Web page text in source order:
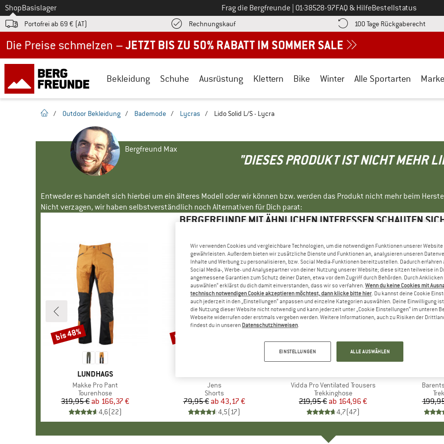
Zum
ShopBasislager Frag die Bergfreunde Ruf uns an unter
01-38528-97FAQ & HilfeBestellstatus
Portofrei ab 69 € (AT) RechnungskaufFinde die Zahlungs-Infos hier! Öffnet sich in einer Infobox
100 Tage Rückgaberecht
Bekleidung Schuhe Ausrüstung Klettern Bike Winter Alle Sportarten
Startseite
/ Outdoor Bekleidung / Bademode / Lycras / Lido Solid L/S - Lycra
Bergfreund Max
"DIESES PRODUKT IST NICHT MEHR
Entweder es handelt sich hierbei um ein älteres Modell oder wir können bzw. werden das Produkt nicht mehr beim
Nicht verzagen, wir haben selbstverständlich noch Alternativen für Dich parat:
BERGFREUNDE MIT ÄHNLICHEN INTERESSEN SCHAUTEN
MARKE
LUNDHAGS
Artikel
Makke Pro Pant
Produktgruppe
Tourenhose
Preis
319,95 € reduzierter Preis
ab 166,37 €
4,6(22)
Rabatt
bis 48%
Artikel
Jens
Produktgruppe
Shorts
Preis
79,95 € reduzierter Preis
ab 43,17 €
4,5(17)
Rabatt
bis 46%
Artikel
Vidda Pro Ventilated Trousers
Produktgruppe
Trekkinghose
Preis
219,95 € reduzierter Preis
ab 164,96 €
4,7(47)
Artikel
Wir verwenden Cookies und vergleichbare Technologien, um die notwendigen Funktionen unserer Website
gewährleisten. Außerdem bieten wir zusätzliche Dienste und Funktionen an, analysieren unseren
Inhalte und Werbung zu personalisieren, bzw. Social Media-Funktionen bereitzustellen. Dadurch erfahren
Social Media-, Werbe- und Analysepartner von deiner Nutzung unserer Website; diese sitzen teilweise in
angemessene Garantien zum Schutz deiner Daten, etwa vor dem Zugriff durch Behörden. Durch Anklicken
auswählen“ erklärst du dich damit einverstanden, dass wir so verfahren. Wenn du keine Cookies mit
technisch notwendigen Cookie akzeptieren möchtest, dann klicke bitte hier. Du kannst deine Cookie
auch jederzeit in den „Einstellungen“ anpassen und einzelne Kategorien auswählen. Deine Einwilligung
die Nutzung dieser Website nicht notwendig und kann jederzeit unter „Cookie Einstellungen“ im unteren
Webseite widerrufen oder erstmals vergeben werden. Weitere Informationen, auch zu Risiken der
findest du in unseren Datenschutzhinweisen.
EINSTELLUNGEN ALLE AUSWÄHLEN